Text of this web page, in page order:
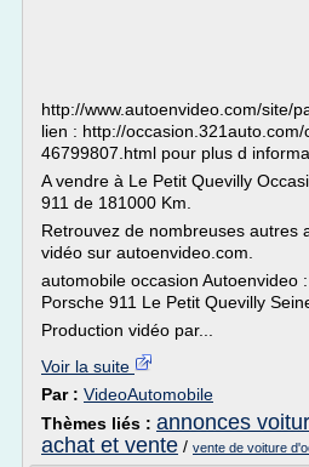
http://www.autoenvideo.com/site/
lien : http://
46799807.html pour plus d
A vendre à Le Petit Quevilly
911 de 181000 Km.
Retrouvez de nombreuses autres
vidéo sur autoenvideo.com.
automobile occasion Autoenvideo
Porsche 911 Le Petit Quevilly
Production vidéo par...
Voir la suite
Par : VideoAutomobile
Thèmes liés : annonces
achat et vente / vente de voiture